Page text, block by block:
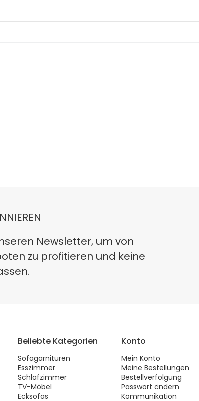
Newsletter, um von
zu profitieren und keine
Beliebte Kategorien
Sofagarnituren
Esszimmer
Schlafzimmer
TV-Möbel
Ecksofas
Konto
Mein Konto
Meine Bestellungen
Bestellverfolgung
Passwort ändern
Kommunikation